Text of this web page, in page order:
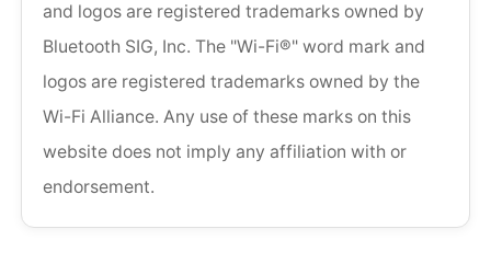
and logos are registered trademarks owned by
Bluetooth SIG, Inc. The "Wi-Fi®" word mark and
logos are registered trademarks owned by the
Wi-Fi Alliance. Any use of these marks on this
website does not imply any affiliation with or
endorsement.